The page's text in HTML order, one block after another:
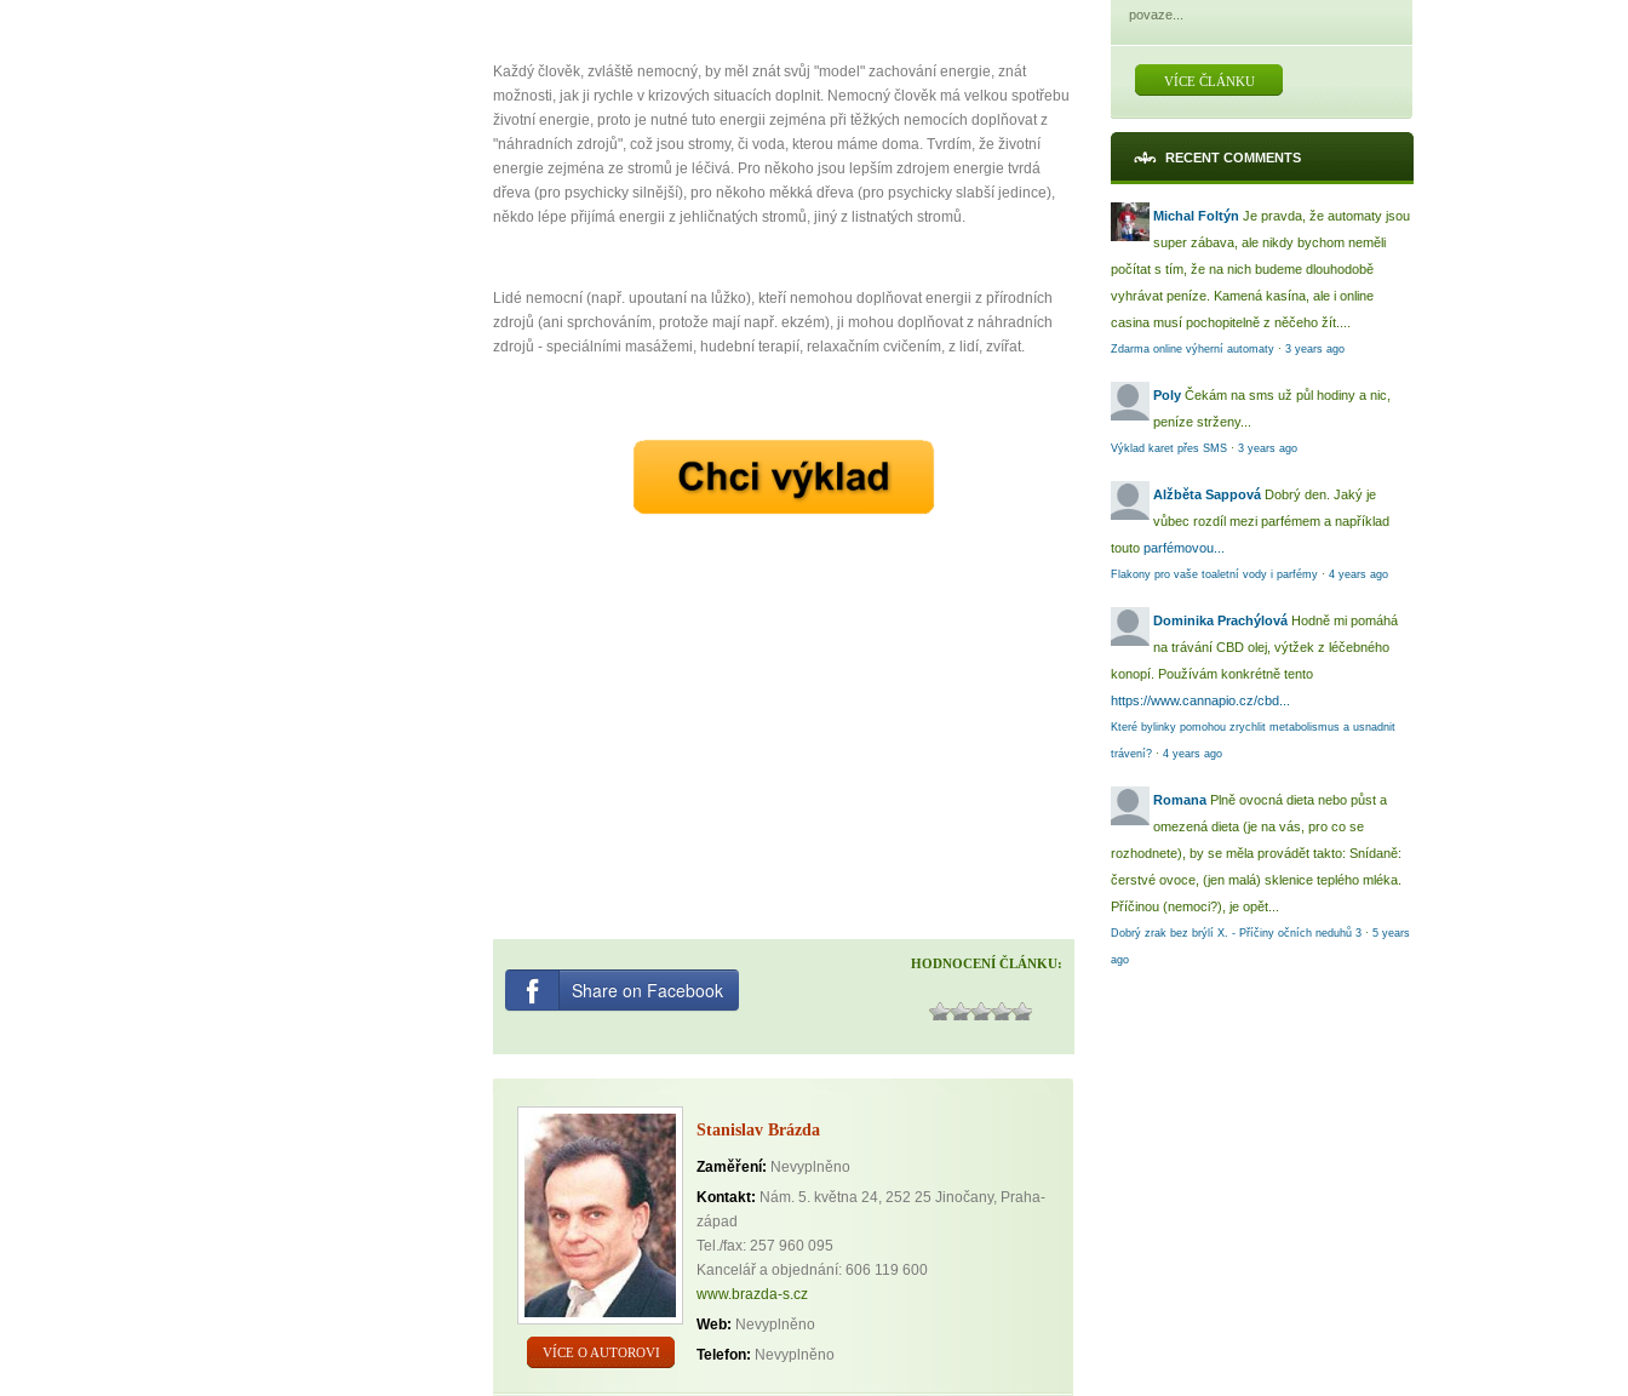
Každý člověk, zvláště nemocný, by měl znát svůj "model" zachování energie, znát
možnosti, jak ji rychle v krizových situacích doplnit. Nemocný člověk má velkou spotřebu
životní energie, proto je nutné tuto energii zejména při těžkých nemocích doplňovat z
"náhradních zdrojů", což jsou stromy, či voda, kterou máme doma. Tvrdím, že životní
energie zejména ze stromů je léčivá. Pro někoho jsou lepším zdrojem energie tvrdá
dřeva (pro psychicky silnější), pro někoho měkká dřeva (pro psychicky slabší jedince),
někdo lépe přijímá energii z jehličnatých stromů, jiný z listnatých stromů.
Lidé nemocní (např. upoutaní na lůžko), kteří nemohou doplňovat energii z přírodních
zdrojů (ani sprchováním, protože mají např. ekzém), ji mohou doplňovat z náhradních
zdrojů - speciálními masážemi, hudební terapií, relaxačním cvičením, z lidí, zvířat.
HODNOCENÍ ČLÁNKU:
Share on Facebook
VÍCE O AUTOROVI
Stanislav Brázda
Zaměření: Nevyplněno
Kontakt: Nám. 5. května 24, 252 25 Jinočany, Praha-
západ
Tel./fax: 257 960 095
Kancelář a objednání: 606 119 600
www.brazda-s.cz
Web: Nevyplněno
Telefon: Nevyplněno
povaze...
VÍCE ČLÁNKU
RECENT COMMENTS
Michal Foltýn Je pravda, že automaty jsou
super zábava, ale nikdy bychom neměli
počítat s tím, že na nich budeme dlouhodobě
vyhrávat peníze. Kamená kasína, ale i online
casina musí pochopitelně z něčeho žít....
Zdarma online výherní automaty · 3 years ago
Poly Čekám na sms už půl hodiny a nic,
peníze strženy...
Výklad karet přes SMS · 3 years ago
Alžběta Sappová Dobrý den. Jaký je
vůbec rozdíl mezi parfémem a například
touto parfémovou...
Flakony pro vaše toaletní vody i parfémy · 4 years ago
Dominika Prachýlová Hodně mi pomáhá
na trávání CBD olej, výtžek z léčebného
konopí. Používám konkrétně tento
https://www.cannapio.cz/cbd...
Které bylinky pomohou zrychlit metabolismus a usnadnit
trávení? · 4 years ago
Romana Plně ovocná dieta nebo půst a
omezená dieta (je na vás, pro co se
rozhodnete), by se měla provádět takto: Snídaně:
čerstvé ovoce, (jen malá) sklenice teplého mléka.
Příčinou (nemoci?), je opět...
Dobrý zrak bez brýlí X. - Příčiny očních neduhů 3 · 5 years
ago